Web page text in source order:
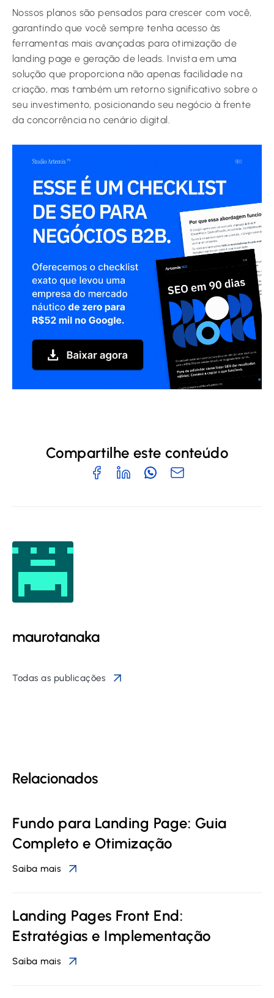
Nossos planos são pensados para crescer com você,
garantindo que você sempre tenha acesso às
ferramentas mais avançadas para otimização de
landing page e geração de leads. Invista em uma
solução que proporciona não apenas facilidade na
criação, mas também um retorno significativo sobre o
seu investimento, posicionando seu negócio à frente
da concorrência no cenário digital.
Compartilhe este conteúdo
maurotanaka
Todas as publicações
Relacionados
Fundo para Landing Page: Guia
Completo e Otimização
Saiba mais
Landing Pages Front End:
Estratégias e Implementação
Saiba mais